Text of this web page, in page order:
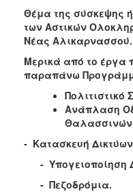
ΠΟΛΙΤΙΣΜΟΣ
ΑΝΘΕΚΤΙΚΗ
Θέμα της σύσκεψης
των Αστικών
Νέας Αλικαρνασσού.
Μερικά από το έργα
παραπάνω
Πολιτιστικό
Ανάπλαση
Θαλασσινών
- Κατασκευή
- Υπογειοποίηση
- Πεζοδρόμια.